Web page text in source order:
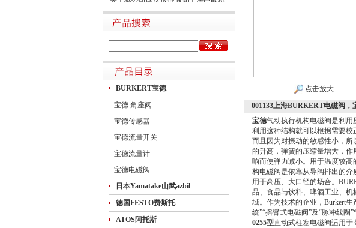
械有限公司中秋国庆放假做如下安
排：一二三四五六日21初五22初六23
初七24初八25初九26初十班27十一28
假3十七假4十八假5十九假6二十假7
月1日~8日放假调休，共8天。9月27
日（星期日）、10月10日（星期六）
上班。在此期间如有进口产品需要采
购的客户，为避免您的货期受到影
响，请提前安排订货事宜。高速规定
如下1.高速免费规定时间：2020年10
月1日0时-10月8日24时，共8天
BURKERT宝德
宝德 角座阀
宝德传感器
宝德流量开关
宝德流量计
宝德电磁阀
日本Yamatake山武azbil
德国FESTO费斯托
ATOS阿托斯
点击放大
001133上海BURKERT电磁阀，
宝德气动执行机构电磁阀是利用
利用这种结构就可以根据需要校
而且因为对振动的敏感性小，
的升高，弹簧的压缩量增大，
响而使弹力减小。用于温度较
构电磁阀是依靠从导阀排出的
用于高压、大口径的场合。
品、食品与饮料、啤酒工业、
域。作为技术的企业，Burkert
统”“摇臂式电磁阀”及“脉冲线
0255型直动式柱塞电磁阀适用于